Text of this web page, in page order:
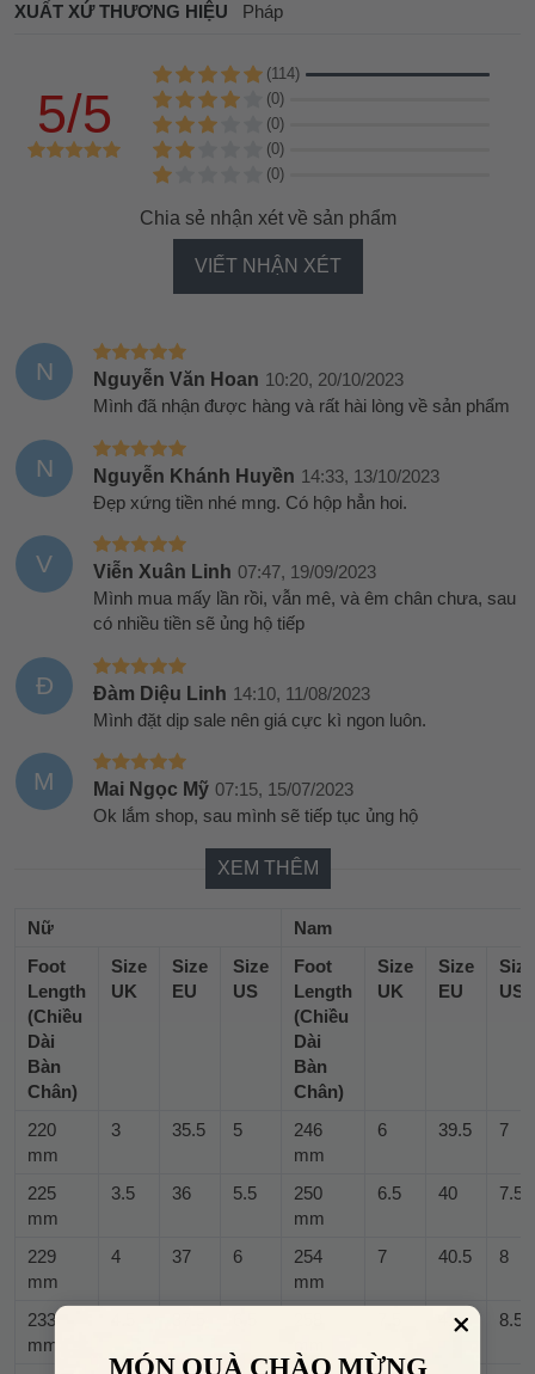
XUẤT XỨ THƯƠNG HIỆU Pháp
5/5
(114)
(0)
(0)
(0)
(0)
Chia sẻ nhận xét về sản phẩm
VIẾT NHẬN XÉT
N Nguyễn Văn Hoan 10:20, 20/10/2023
Mình đã nhận được hàng và rất hài lòng về sản phẩm
N Nguyễn Khánh Huyền 14:33, 13/10/2023
Đẹp xứng tiền nhé mng. Có hộp hẳn hoi.
V Viễn Xuân Linh 07:47, 19/09/2023
Mình mua mấy lần rồi, vẫn mê, và êm chân chưa, sau
có nhiều tiền sẽ ủng hộ tiếp
Đ Đàm Diệu Linh 14:10, 11/08/2023
Mình đặt dịp sale nên giá cực kì ngon luôn.
M Mai Ngọc Mỹ 07:15, 15/07/2023
Ok lắm shop, sau mình sẽ tiếp tục ủng hộ
XEM THÊM
Nữ
Nam
Foot
Length
(Chiều
Dài
Bàn
Chân)
Size
UK
Size
EU
Size
US
Foot
Length
(Chiều
Dài
Bàn
Chân)
Size
UK
Size
EU
Size
US
220
mm
3 35.5 5
246
mm
6 39.5 7
225
mm
3.5 36 5.5
250
mm
6.5 40 7.5
229
mm
4 37 6
254
mm
7 40.5 8
233
mm
41 8.5
MÓN QUÀ CHÀO MỪNG